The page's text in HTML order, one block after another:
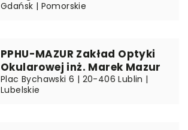
Gdańsk | Pomorskie
PPHU-MAZUR Zakład Optyki
Okularowej inż. Marek Mazur
Plac Bychawski 6 | 20-406 Lublin |
Lubelskie